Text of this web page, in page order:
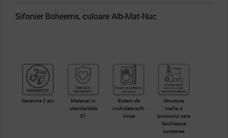
Sifonier Boheems, culoare Alb-Mat-Nuc
Garantie 2 ani
Material in
standardele
E1
Sistem de
inchidere soft-
close
Structura
inalta a
piciorului care
faciliteaza
curatarea